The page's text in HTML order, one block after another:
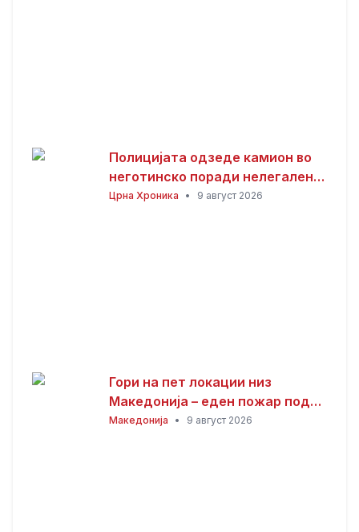
Полицијата одзеде камион во
неготинско поради нелегален
ископ и транспорт на песок
Црна Хроника • 9 август 2026
Гори на пет локации низ
Македонија – еден пожар под
контрола, три изгаснати
Македонија • 9 август 2026